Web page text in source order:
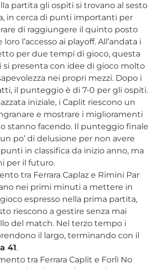
partita gli ospiti si trovano al sesto
in cerca di punti importanti per
di raggiungere il quinto posto
l’accesso ai playoff. All’andata i
per due tempi di gioco, questa
si presenta con idee di gioco molto
nei propri mezzi. Dopo i
il punteggio è di 7-0 per gli ospiti.
iniziale, i Caplit riescono un
e mostrare i miglioramenti
stanno facendo. Il punteggio finale
po’ di delusione per non avere
in classifica da inizio anno, ma
per il futuro.
tra Ferrara Caplaz e Rimini Par
nei primi minuti a mettere in
espresso nella prima partita,
riescono a gestire senza mai
del match. Nel terzo tempo i
il largo, terminando con il
41.
tra Ferrara Caplit e Forlì No